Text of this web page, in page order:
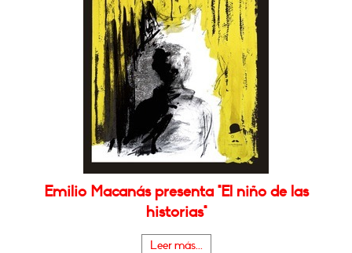
Emilio Macanás presenta "El niño de las
historias"
Leer más...